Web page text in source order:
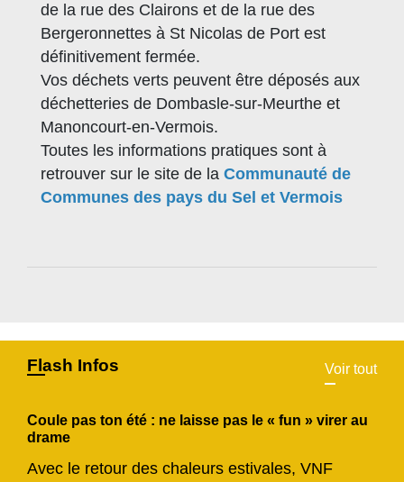
de la rue des Clairons et de la rue des
Bergeronnettes à St Nicolas de Port est
définitivement fermée.
Vos déchets verts peuvent être déposés aux
déchetteries de Dombasle-sur-Meurthe et
Manoncourt-en-Vermois.
Toutes les informations pratiques sont à
retrouver sur le site de la Communauté de
Communes des pays du Sel et Vermois
Flash Infos Voir tout
Coule pas ton été : ne laisse pas le « fun » virer au
drame
Avec le retour des chaleurs estivales, VNF